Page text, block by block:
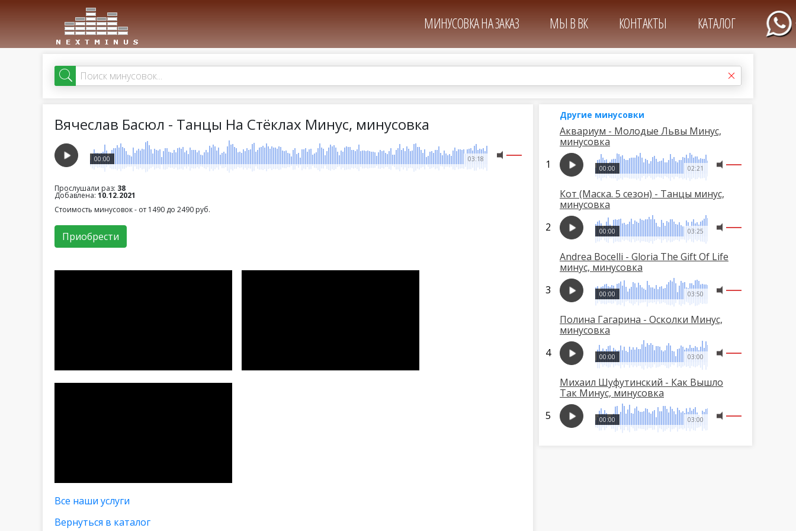
МИНУСОВКА НА ЗАКАЗ МЫ В ВК КОНТАКТЫ КАТАЛОГ
Вячеслав Басюл - Танцы На Стёклах Минус, минусовка
03:18
00:00
Прослушали раз: 38
Добавлена: 10.12.2021
Стоимость минусовок - от 1490 до 2490 руб.
Приобрести
Все наши услуги
Вернуться в каталог
Другие минусовки
Аквариум - Молодые Львы Минус,
минусовка
02:21
00:00
Кот (Маска. 5 сезон) - Танцы минус,
минусовка
03:25
00:00
Andrea Bocelli - Gloria The Gift Of Life
минус, минусовка
03:50
00:00
Полина Гагарина - Осколки Минус,
минусовка
03:00
00:00
Михаил Шуфутинский - Как Вышло
Так Минус, минусовка
03:00
00:00